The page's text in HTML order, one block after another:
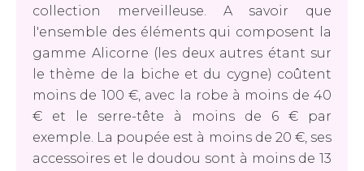
collection merveilleuse. A savoir que
l'ensemble des éléments qui composent la
gamme Alicorne (les deux autres étant sur
le thème de la biche et du cygne) coûtent
moins de 100 €, avec la robe à moins de 40
€ et le serre-tête à moins de 6 € par
exemple. La poupée est à moins de 20 €, ses
accessoires et le doudou sont à moins de 13